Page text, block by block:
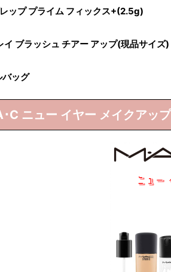
ップ プライム フィックス+(2.5g)
イ ブラッシュ チアー アップ(現品サイズ)
バッグ
･C ニュー イヤー メイクア